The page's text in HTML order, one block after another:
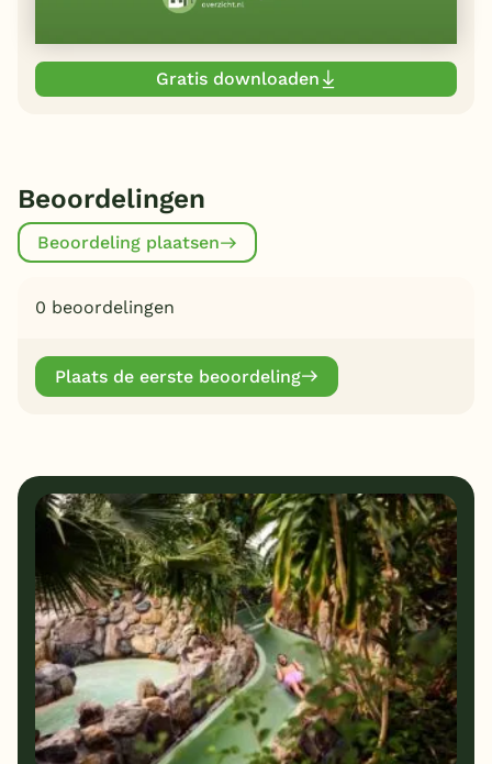
Gratis downloaden
Beoordelingen
Beoordeling plaatsen
0 beoordelingen
Plaats de eerste beoordeling